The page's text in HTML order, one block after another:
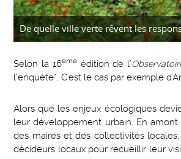
De quelle ville verte rêvent les
Selon la 16emeédition de l’
l’enquête*. C'est le cas par exemple
Alors que les enjeux écologiques
leur développement urbain. En
des maires et des collectivités
décideurs locaux pour recueillir leur